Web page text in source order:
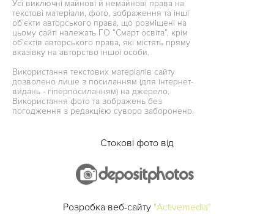
Усі виключні майнові й немайнові права на
текстові матеріали, фото, зображення та інші
об’єкти авторського права, що розміщені на
цьому сайті належать ГО “Смарт освіта”, крім
об’єктів авторського права, які містять пряму
вказівку на авторство іншої особи.
Використання текстових матеріалів сайту
дозволено лише з посиланням (для інтернет-
видань - гіперпосиланням) на джерело.
Використання фото та зображень без
погодження з редакцією суворо заборонено.
Стокові фото від
Розробка веб-сайту "Activemedia"